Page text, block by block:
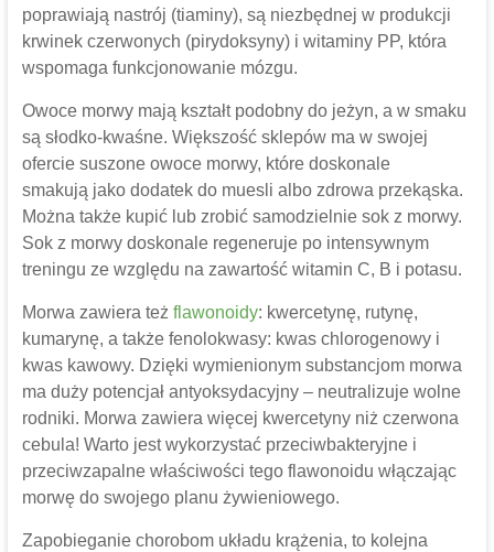
poprawiają nastrój (tiaminy), są niezbędnej w produkcji
krwinek czerwonych (pirydoksyny) i witaminy PP, która
wspomaga funkcjonowanie mózgu.
Owoce morwy mają kształt podobny do jeżyn, a w smaku
są słodko-kwaśne. Większość sklepów ma w swojej
ofercie suszone owoce morwy, które doskonale
smakują jako dodatek do muesli albo zdrowa przekąska.
Można także kupić lub zrobić samodzielnie sok z morwy.
Sok z morwy doskonale regeneruje po intensywnym
treningu ze względu na zawartość witamin C, B i potasu.
Morwa zawiera też flawonoidy: kwercetynę, rutynę,
kumarynę, a także fenolokwasy: kwas chlorogenowy i
kwas kawowy. Dzięki wymienionym substancjom morwa
ma duży potencjał antyoksydacyjny – neutralizuje wolne
rodniki. Morwa zawiera więcej kwercetyny niż czerwona
cebula! Warto jest wykorzystać przeciwbakteryjne i
przeciwzapalne właściwości tego flawonoidu włączając
morwę do swojego planu żywieniowego.
Zapobieganie chorobom układu krążenia, to kolejna